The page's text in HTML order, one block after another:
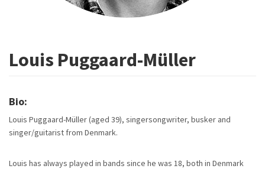
Louis Puggaard-Müller
Bio:
Louis Puggaard-Müller (aged 39), singersongwriter, busker and
singer/guitarist from Denmark.
Louis has always played in bands since he was 18, both in Denmark